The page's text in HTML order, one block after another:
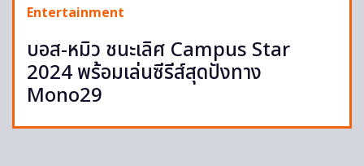
Entertainment
บอส-หมิว ชนะเลิศ Campus Star
2024 พร้อมเล่นซีรีส์สุดปังทาง
Mono29